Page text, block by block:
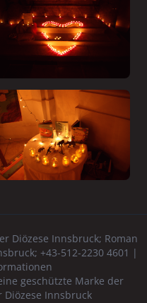
Diözese Innsbruck; Roman
+43-512-2230 4601 |
geschützte Marke der
Diözese Innsbruck